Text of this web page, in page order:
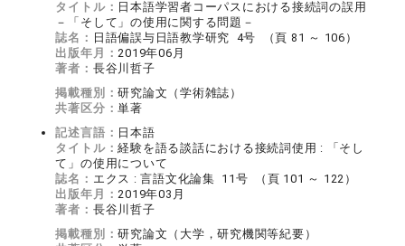
タイトル： 日本語学習者コーパスにおける接続詞の誤用
－「そして」の使用に関する問題－
誌名： 日語偏誤与日語教学研究 4号 （頁 81 ～ 106）
出版年月：2019年06月
著者： 長谷川哲子
掲載種別：研究論文（学術雑誌）
共著区分：単著
記述言語： 日本語
タイトル：経験を語る談話における接続詞使用 : 「そし
て」の使用について
誌名： エクス : 言語文化論集 11号 （頁 101 ～ 122）
出版年月：2019年03月
著者： 長谷川哲子
掲載種別：研究論文（大学，研究機関等紀要）